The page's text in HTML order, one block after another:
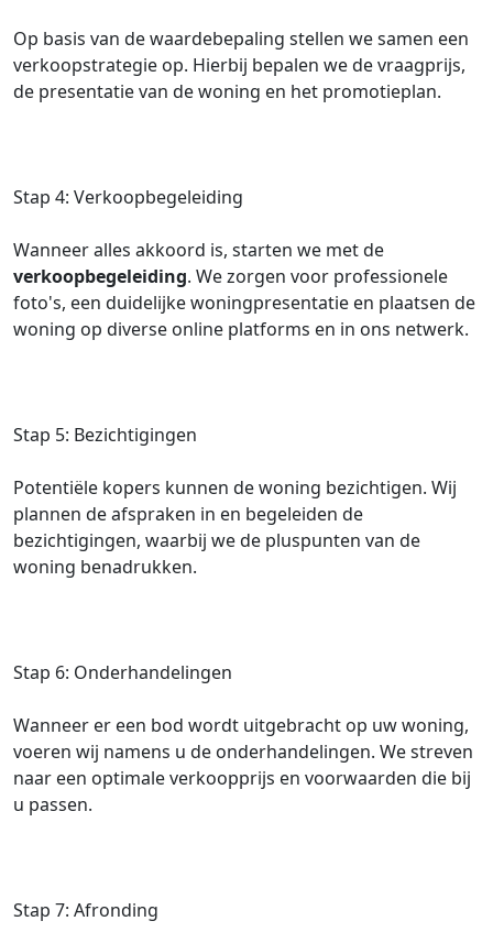
Op basis van de waardebepaling stellen we samen een
verkoopstrategie op. Hierbij bepalen we de vraagprijs,
de presentatie van de woning en het promotieplan.
Stap 4: Verkoopbegeleiding
Wanneer alles akkoord is, starten we met de
verkoopbegeleiding. We zorgen voor professionele
foto's, een duidelijke woningpresentatie en plaatsen de
woning op diverse online platforms en in ons netwerk.
Stap 5: Bezichtigingen
Potentiële kopers kunnen de woning bezichtigen. Wij
plannen de afspraken in en begeleiden de
bezichtigingen, waarbij we de pluspunten van de
woning benadrukken.
Stap 6: Onderhandelingen
Wanneer er een bod wordt uitgebracht op uw woning,
voeren wij namens u de onderhandelingen. We streven
naar een optimale verkoopprijs en voorwaarden die bij
u passen.
Stap 7: Afronding